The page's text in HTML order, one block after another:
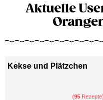
Aktuelle
Kekse und Plätzchen
(95 Rezepte)